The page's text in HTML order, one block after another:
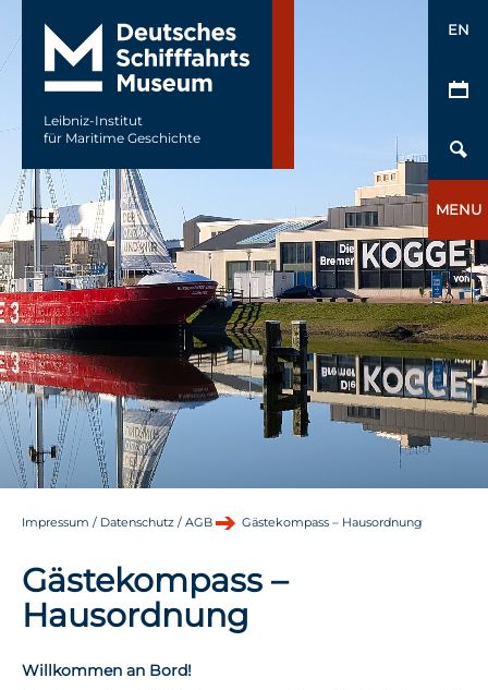
Leibniz-Institut
für Maritime Geschichte
EN
MENU
Impressum / Datenschutz / AGB Gästekompass – Hausordnung
Gästekompass –
Hausordnung
Willkommen an Bord!